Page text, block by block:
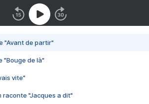
"Avant de partir"
"Bouge de là"
vite"
raconte "Jacques a dit"